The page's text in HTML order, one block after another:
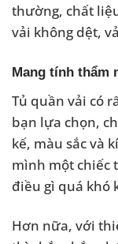
thường, chất
vải không dệt,
Mang tính thẩm
Tủ quần vải có
bạn lựa chọn,
kế, màu sắc và
mình một chiếc
điều gì quá khó
Hơn nữa, với